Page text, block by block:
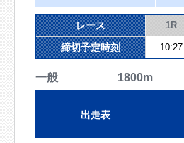
レース 1R
締切予定時刻 10:27
一般 1800m
出走表